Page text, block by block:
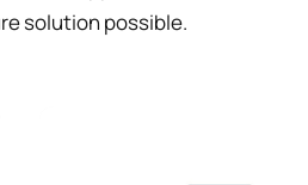
solution possible.